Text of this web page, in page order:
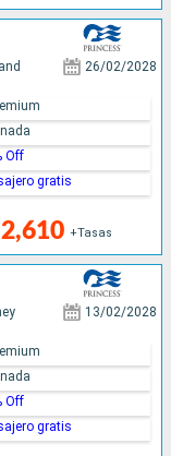
26/02/2028
+Tasas
Off
gratis
13/02/2028
Off
gratis